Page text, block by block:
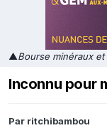
▲Bourse minéraux
Inconnu pour
Par ritchibambou